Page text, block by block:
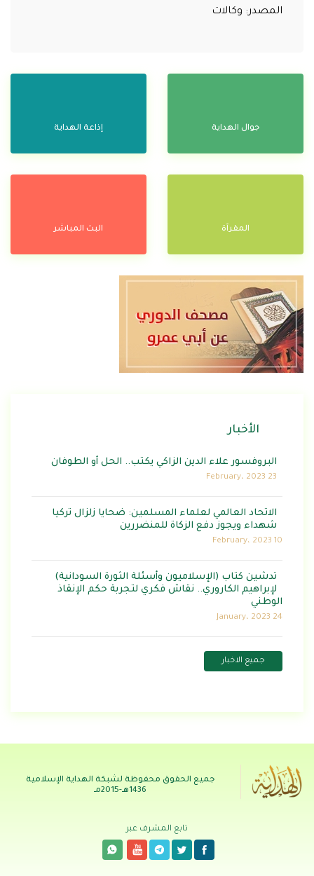
المصدر: وكالات
جوال الهداية إذاعة الهداية
المقرآة البث المباشر
الأخبار
البروفسور علاء الدين الزاكي يكتب.. الحل أو الطوفان
23 February، 2023
الاتحاد العالمي لعلماء المسلمين: ضحايا زلزال تركيا
شهداء ويجوز دفع الزكاة للمنضررين
10 February، 2023
تدشين كتاب (الإسلاميون وأسئلة الثورة السودانية)
لإبراهيم الكاروري.. نقاش فكري لتجربة حكم الإنقاذ
الوطني
24 January، 2023
جميع الاخبار
جميع الحقوق محفوظة لشبكة الهداية الإسلامية
1436هـ-2015مـ
تابع المشرف عبر